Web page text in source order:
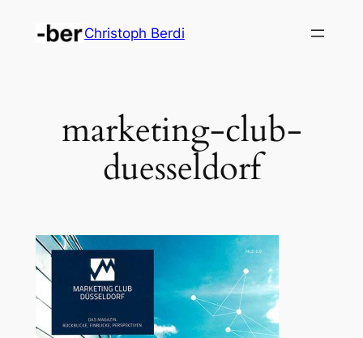
Inhalt
Christoph Berdi
marketing-club-
duesseldorf